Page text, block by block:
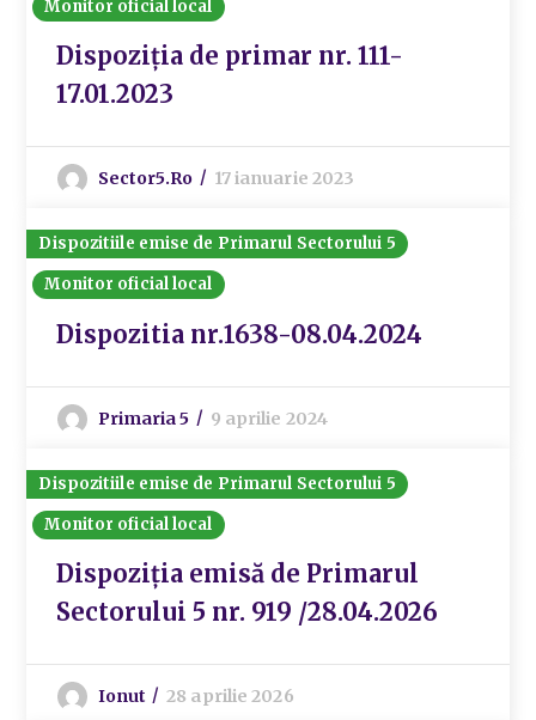
Monitor oficial local
Dispoziția de primar nr. 111-
17.01.2023
Sector5.ro 17 ianuarie 2023
Dispozitiile emise de Primarul Sectorului 5
Monitor oficial local
Dispozitia nr.1638-08.04.2024
Primaria 5 9 aprilie 2024
Dispozitiile emise de Primarul Sectorului 5
Monitor oficial local
Dispoziția emisă de Primarul
Sectorului 5 nr. 919 /28.04.2026
Ionut 28 aprilie 2026